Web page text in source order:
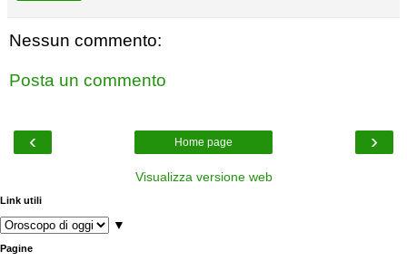
Nessun commento:
Posta un commento
‹ ›
Home page
Visualizza versione web
Link utili
▼
Pagine